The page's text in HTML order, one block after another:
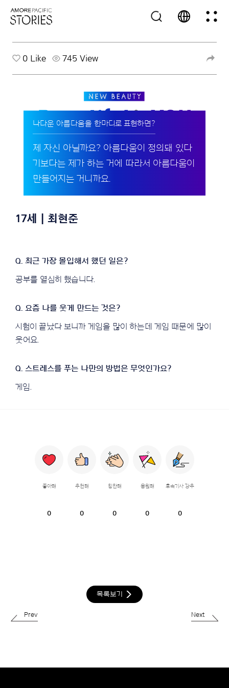
0 Like 745 View
나다운 아름다움을 한마디로 표현하면?
제 자신 아닐까요? 아름다움이 정의돼 있다
기보다는 제가 하는 거에 따라서 아름다움이
만들어지는 거니까요.
17세 | 최현준
공부를 열심히 했습니다.
시험이 끝났다 보니까 게임을 많이 하는데 게임 때문에 많이
웃어요.
게임.
좋아해
0
추천해
0
칭찬해
0
응원해
0
후속기사 강추
0
목록보기
Prev Next